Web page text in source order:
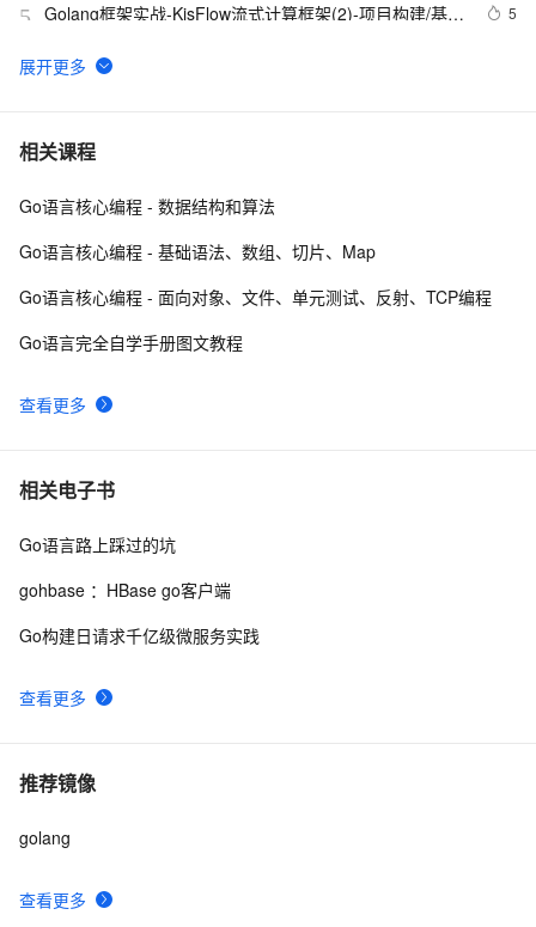
5 Golang框架实战-KisFlow流式计算框架(2)-项目构建/基础
5
6 Golang安装和配置指南：从零开始的高效开发之旅
7 Golang高性能内存缓存库BigCache设计与分析
8 Golang 语言中 kafka 客户端库 sarama
10golang中的类和接口的使用
相关课程
查看更多
Go语言核心编程 - 数据结构和算法
Go语言核心编程 - 基础语法、数组、切片、Map
Go语言核心编程 - 面向对象、文件、单元测试、反射、TCP编程
Go语言完全自学手册图文教程
相关电子书
查看更多
Go语言路上踩过的坑
gohbase ：HBase go客户端
Go构建日请求千亿级微服务实践
推荐镜像
查看更多
golang